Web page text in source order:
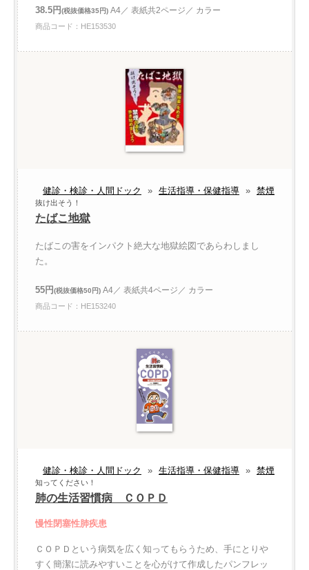
38.5円(税抜価格35円) A4／ 表紙共2ページ／ カラー
商品コード：HE153530
健診・検診・人間ドック » 生活指導・保健指導 » 禁煙
抜け出そう！
たばこ地獄
たばこの害をインパクト絶大な地獄絵図であらわしまし
た。
55円(税抜価格50円) A4／ 表紙共4ページ／ カラー
商品コード：HE153240
健診・検診・人間ドック » 生活指導・保健指導 » 禁煙
知ってください！
肺の生活習慣病 ＣＯＰＤ
慢性閉塞性肺疾患
ＣＯＰＤという病気を広く知ってもらうため、手にとりや
すく簡潔に読みやすいことを心がけて作成したパンフレッ